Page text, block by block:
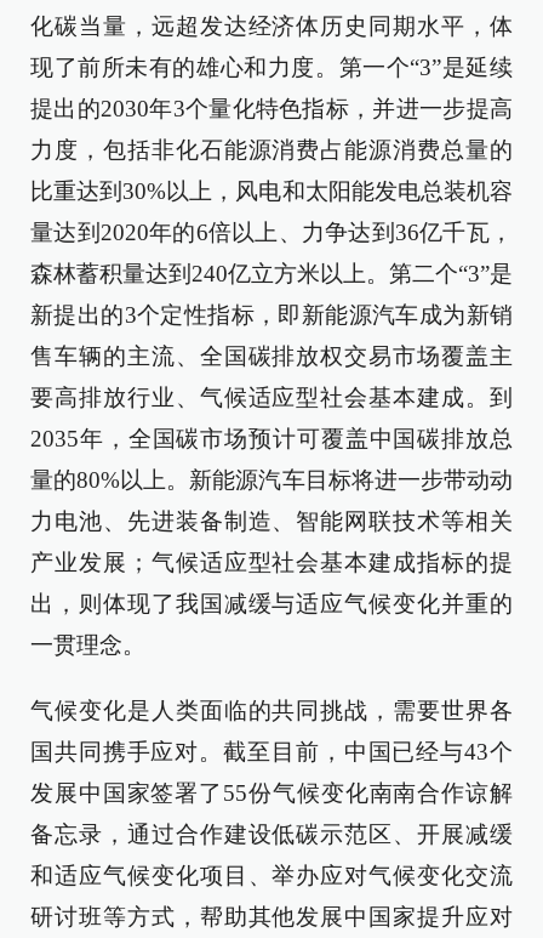
化碳当量，远超发达经济体历史同期水平，体
现了前所未有的雄心和力度。第一个“3”是延续
提出的2030年3个量化特色指标，并进一步提高
力度，包括非化石能源消费占能源消费总量的
比重达到30%以上，风电和太阳能发电总装机容
量达到2020年的6倍以上、力争达到36亿千瓦，
森林蓄积量达到240亿立方米以上。第二个“3”是
新提出的3个定性指标，即新能源汽车成为新销
售车辆的主流、全国碳排放权交易市场覆盖主
要高排放行业、气候适应型社会基本建成。到
2035年，全国碳市场预计可覆盖中国碳排放总
量的80%以上。新能源汽车目标将进一步带动动
力电池、先进装备制造、智能网联技术等相关
产业发展；气候适应型社会基本建成指标的提
出，则体现了我国减缓与适应气候变化并重的
一贯理念。
气候变化是人类面临的共同挑战，需要世界各
国共同携手应对。截至目前，中国已经与43个
发展中国家签署了55份气候变化南南合作谅解
备忘录，通过合作建设低碳示范区、开展减缓
和适应气候变化项目、举办应对气候变化交流
研讨班等方式，帮助其他发展中国家提升应对